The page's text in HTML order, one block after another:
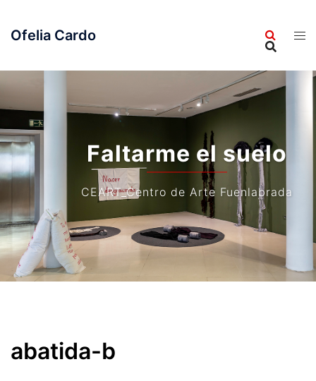
contenido
Ofelia Cardo
Faltarme el suelo
CEART_Centro de Arte Fuenlabrada
abatida-b